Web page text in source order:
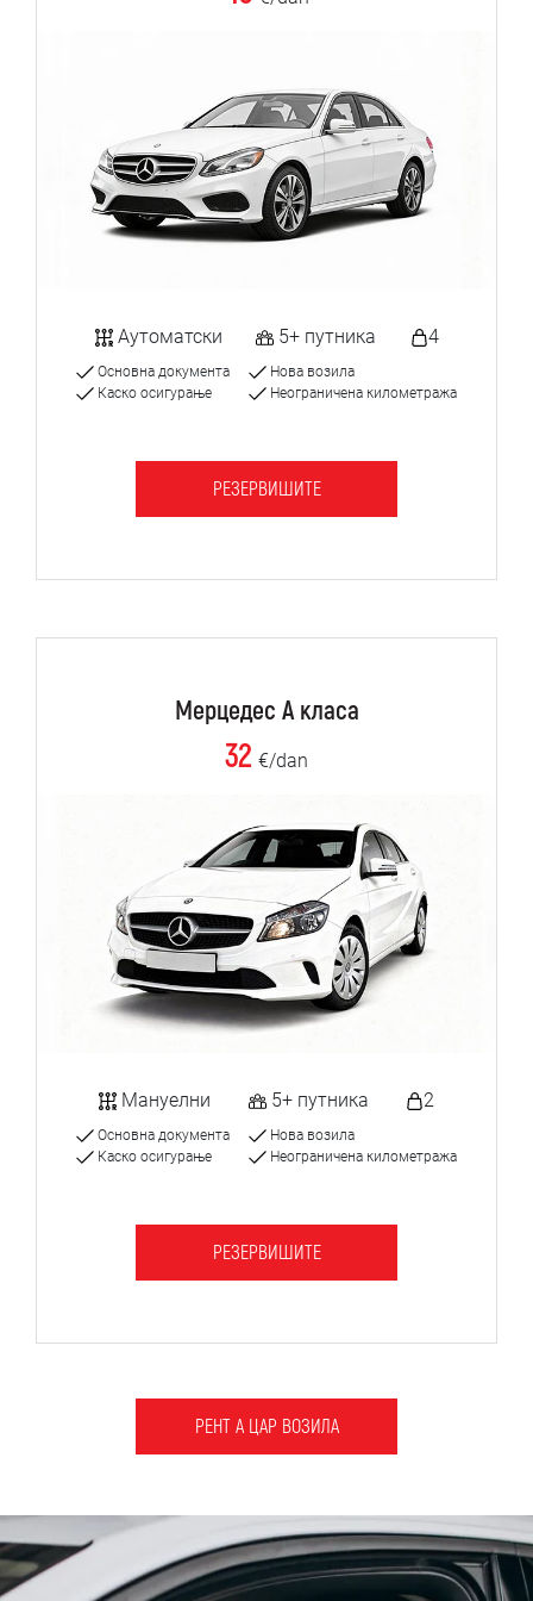
Аутоматски 5+ путника 4
Основна документа
Каско осигурање
Нова возила
Неограничена километража
РЕЗЕРВИШИТЕ
Мерцедес А класа
32 €/dan
Мануелни 5+ путника 2
Основна документа
Каско осигурање
Нова возила
Неограничена километража
РЕЗЕРВИШИТЕ
РЕНТ А ЦАР ВОЗИЛА